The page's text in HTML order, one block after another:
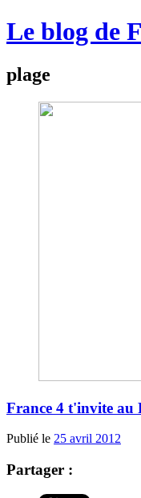
Le blog de
plage
France 4 t'invite au
Publié le 25 avril 2012
Partager :